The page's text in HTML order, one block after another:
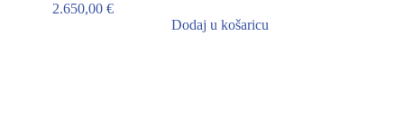
2.650,00 €
Dodaj u košaricu